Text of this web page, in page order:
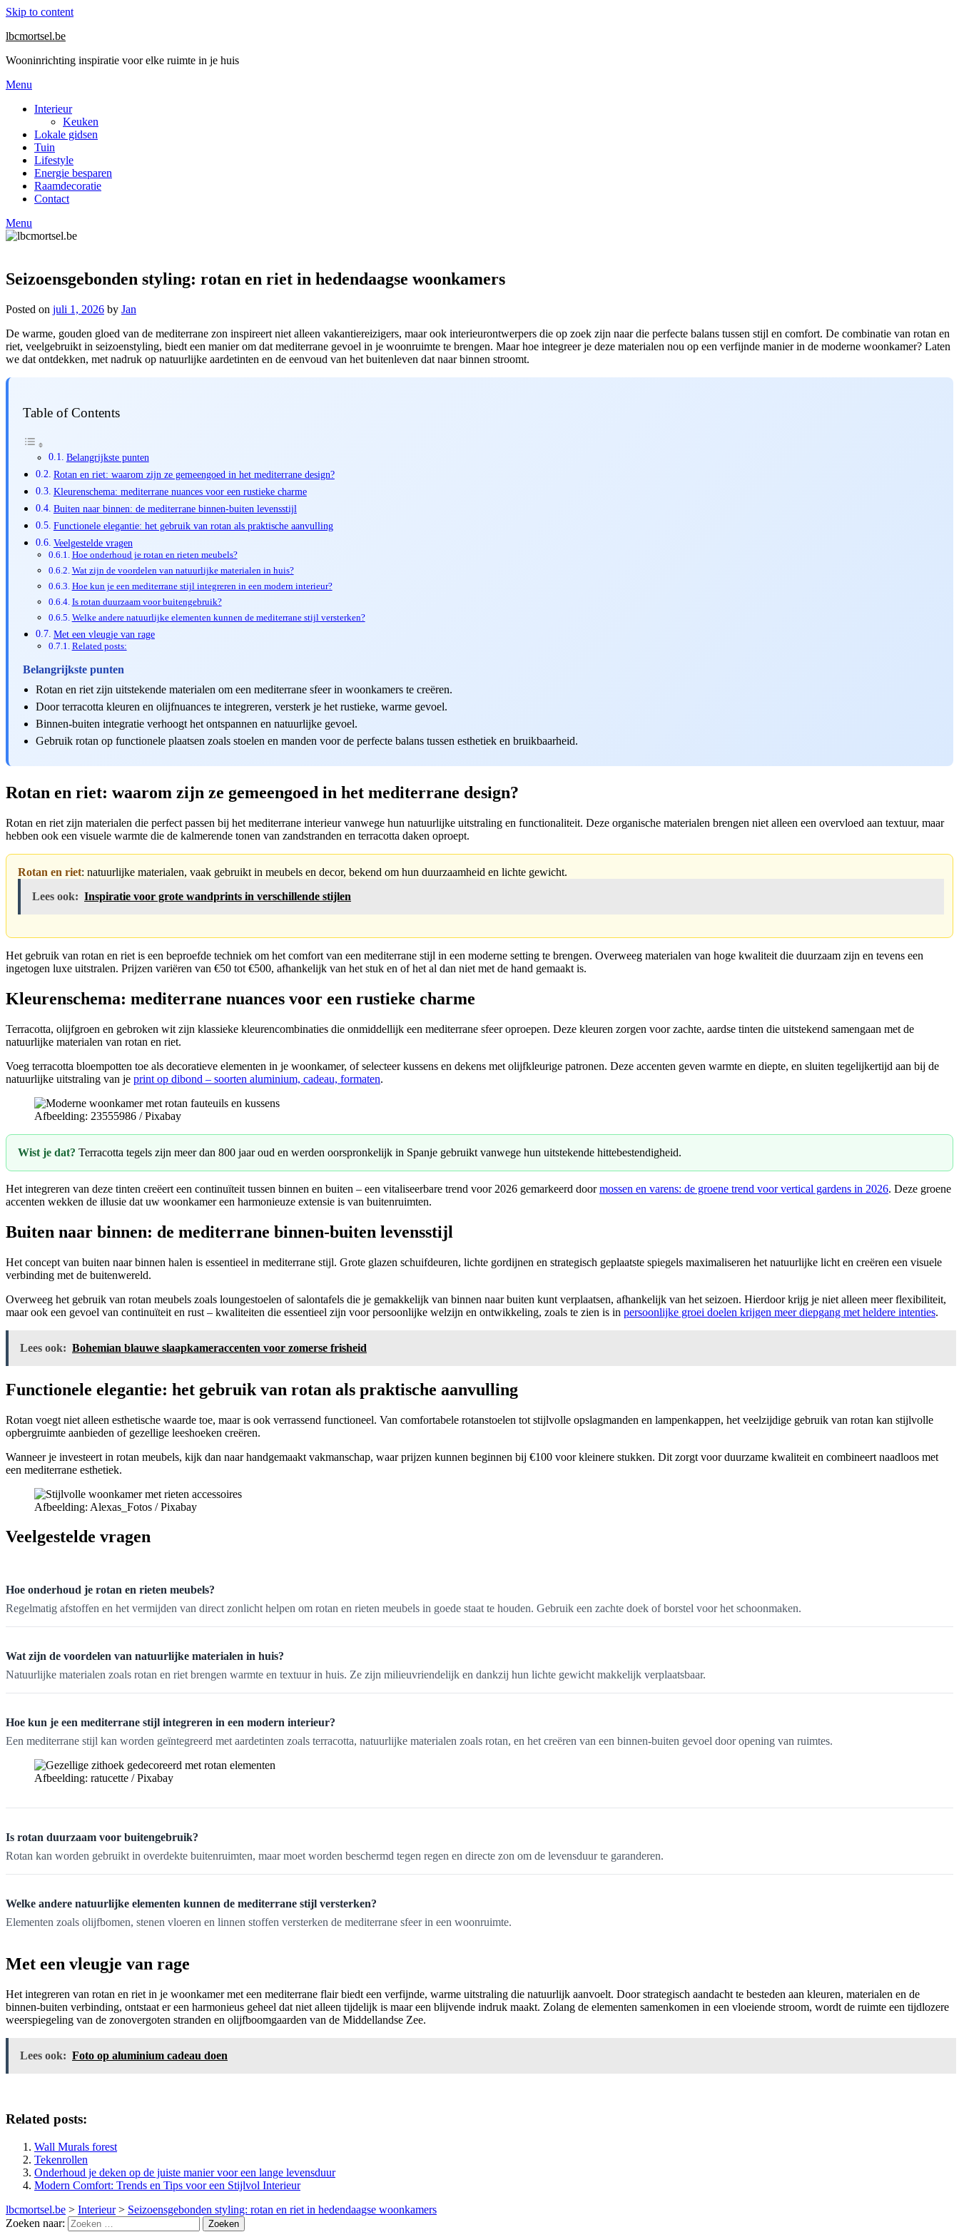
Skip to content
lbcmortsel.be
Wooninrichting inspiratie voor elke ruimte in je huis
Menu
Interieur
Keuken
Lokale gidsen
Tuin
Lifestyle
Energie besparen
Raamdecoratie
Contact
Menu
Seizoensgebonden styling: rotan en riet in hedendaagse woonkamers
Posted on juli 1, 2026 by Jan
De warme, gouden gloed van de mediterrane zon inspireert niet alleen vakantiereizigers, maar ook interieurontwerpers die op zoek zijn naar die perfecte balans tussen stijl en comfort. De combinatie van rotan en
riet, veelgebruikt in seizoenstyling, biedt een manier om dat mediterrane gevoel in je woonruimte te brengen. Maar hoe integreer je deze materialen nou op een verfijnde manier in de moderne woonkamer? Laten
we dat ontdekken, met nadruk op natuurlijke aardetinten en de eenvoud van het buitenleven dat naar binnen stroomt.
Table of Contents
Belangrijkste punten
Rotan en riet: waarom zijn ze gemeengoed in het mediterrane design?
Kleurenschema: mediterrane nuances voor een rustieke charme
Buiten naar binnen: de mediterrane binnen-buiten levensstijl
Functionele elegantie: het gebruik van rotan als praktische aanvulling
Veelgestelde vragen
Hoe onderhoud je rotan en rieten meubels?
Wat zijn de voordelen van natuurlijke materialen in huis?
Hoe kun je een mediterrane stijl integreren in een modern interieur?
Is rotan duurzaam voor buitengebruik?
Welke andere natuurlijke elementen kunnen de mediterrane stijl versterken?
Met een vleugje van rage
Related posts:
Belangrijkste punten
Rotan en riet zijn uitstekende materialen om een mediterrane sfeer in woonkamers te creëren.
Door terracotta kleuren en olijfnuances te integreren, versterk je het rustieke, warme gevoel.
Binnen-buiten integratie verhoogt het ontspannen en natuurlijke gevoel.
Gebruik rotan op functionele plaatsen zoals stoelen en manden voor de perfecte balans tussen esthetiek en bruikbaarheid.
Rotan en riet: waarom zijn ze gemeengoed in het mediterrane design?
Rotan en riet zijn materialen die perfect passen bij het mediterrane interieur vanwege hun natuurlijke uitstraling en functionaliteit. Deze organische materialen brengen niet alleen een overvloed aan textuur, maar
hebben ook een visuele warmte die de kalmerende tonen van zandstranden en terracotta daken oproept.
Rotan en riet: natuurlijke materialen, vaak gebruikt in meubels en decor, bekend om hun duurzaamheid en lichte gewicht.
Lees ook: Inspiratie voor grote wandprints in verschillende stijlen
Het gebruik van rotan en riet is een beproefde techniek om het comfort van een mediterrane stijl in een moderne setting te brengen. Overweeg materialen van hoge kwaliteit die duurzaam zijn en tevens een
ingetogen luxe uitstralen. Prijzen variëren van €50 tot €500, afhankelijk van het stuk en of het al dan niet met de hand gemaakt is.
Kleurenschema: mediterrane nuances voor een rustieke charme
Terracotta, olijfgroen en gebroken wit zijn klassieke kleurencombinaties die onmiddellijk een mediterrane sfeer oproepen. Deze kleuren zorgen voor zachte, aardse tinten die uitstekend samengaan met de
natuurlijke materialen van rotan en riet.
Voeg terracotta bloempotten toe als decoratieve elementen in je woonkamer, of selecteer kussens en dekens met olijfkleurige patronen. Deze accenten geven warmte en diepte, en sluiten tegelijkertijd aan bij de
natuurlijke uitstraling van je print op dibond – soorten aluminium, cadeau, formaten.
Afbeelding: 23555986 / Pixabay
Wist je dat? Terracotta tegels zijn meer dan 800 jaar oud en werden oorspronkelijk in Spanje gebruikt vanwege hun uitstekende hittebestendigheid.
Het integreren van deze tinten creëert een continuïteit tussen binnen en buiten – een vitaliseerbare trend voor 2026 gemarkeerd doormossen en varens: de groene trend voor vertical gardens in 2026. Deze groene
accenten wekken de illusie dat uw woonkamer een harmonieuze extensie is van buitenruimten.
Buiten naar binnen: de mediterrane binnen-buiten levensstijl
Het concept van buiten naar binnen halen is essentieel in mediterrane stijl. Grote glazen schuifdeuren, lichte gordijnen en strategisch geplaatste spiegels maximaliseren het natuurlijke licht en creëren een visuele
verbinding met de buitenwereld.
Overweeg het gebruik van rotan meubels zoals loungestoelen of salontafels die je gemakkelijk van binnen naar buiten kunt verplaatsen, afhankelijk van het seizoen. Hierdoor krijg je niet alleen meer flexibiliteit,
maar ook een gevoel van continuïteit en rust – kwaliteiten die essentieel zijn voor persoonlijke welzijn en ontwikkeling, zoals te zien is in persoonlijke groei doelen krijgen meer diepgang met heldere intenties.
Lees ook: Bohemian blauwe slaapkameraccenten voor zomerse frisheid
Functionele elegantie: het gebruik van rotan als praktische aanvulling
Rotan voegt niet alleen esthetische waarde toe, maar is ook verrassend functioneel. Van comfortabele rotanstoelen tot stijlvolle opslagmanden en lampenkappen, het veelzijdige gebruik van rotan kan stijlvolle
opbergruimte aanbieden of gezellige leeshoeken creëren.
Wanneer je investeert in rotan meubels, kijk dan naar handgemaakt vakmanschap, waar prijzen kunnen beginnen bij €100 voor kleinere stukken. Dit zorgt voor duurzame kwaliteit en combineert naadloos met
een mediterrane esthetiek.
Afbeelding: Alexas_Fotos / Pixabay
Veelgestelde vragen
Hoe onderhoud je rotan en rieten meubels?
Regelmatig afstoffen en het vermijden van direct zonlicht helpen om rotan en rieten meubels in goede staat te houden. Gebruik een zachte doek of borstel voor het schoonmaken.
Wat zijn de voordelen van natuurlijke materialen in huis?
Natuurlijke materialen zoals rotan en riet brengen warmte en textuur in huis. Ze zijn milieuvriendelijk en dankzij hun lichte gewicht makkelijk verplaatsbaar.
Hoe kun je een mediterrane stijl integreren in een modern interieur?
Een mediterrane stijl kan worden geïntegreerd met aardetinten zoals terracotta, natuurlijke materialen zoals rotan, en het creëren van een binnen-buiten gevoel door opening van ruimtes.
Afbeelding: ratucette / Pixabay
Is rotan duurzaam voor buitengebruik?
Rotan kan worden gebruikt in overdekte buitenruimten, maar moet worden beschermd tegen regen en directe zon om de levensduur te garanderen.
Welke andere natuurlijke elementen kunnen de mediterrane stijl versterken?
Elementen zoals olijfbomen, stenen vloeren en linnen stoffen versterken de mediterrane sfeer in een woonruimte.
Met een vleugje van rage
Het integreren van rotan en riet in je woonkamer met een mediterrane flair biedt een verfijnde, warme uitstraling die natuurlijk aanvoelt. Door strategisch aandacht te besteden aan kleuren, materialen en de
binnen-buiten verbinding, ontstaat er een harmonieus geheel dat niet alleen tijdelijk is maar een blijvende indruk maakt. Zolang de elementen samenkomen in een vloeiende stroom, wordt de ruimte een tijdlozere
weerspiegeling van de zonovergoten stranden en olijfboomgaarden van de Middellandse Zee.
Lees ook: Foto op aluminium cadeau doen
Related posts:
Wall Murals forest
Tekenrollen
Onderhoud je deken op de juiste manier voor een lange levensduur
Modern Comfort: Trends en Tips voor een Stijlvol Interieur
lbcmortsel.be > Interieur> Seizoensgebonden styling: rotan en riet in hedendaagse woonkamers
Zoeken naar: